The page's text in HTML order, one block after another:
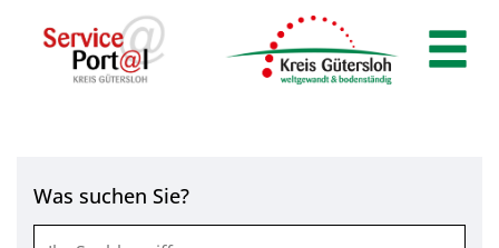
Zum Hauptinhalt springen
Zum Hauptinhalt
Was suchen Sie?